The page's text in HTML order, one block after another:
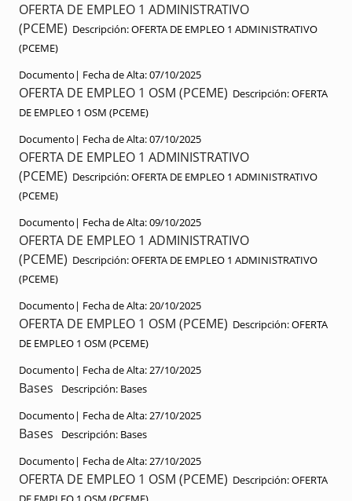
OFERTA DE EMPLEO 1 ADMINISTRATIVO
(PCEME) Descripción:OFERTA DE EMPLEO 1 ADMINISTRATIVO
(PCEME)
Documento| Fecha de Alta:07/10/2025
OFERTA DE EMPLEO 1 OSM (PCEME) Descripción:OFERTA
DE EMPLEO 1 OSM (PCEME)
Documento| Fecha de Alta:07/10/2025
OFERTA DE EMPLEO 1 ADMINISTRATIVO
(PCEME) Descripción:OFERTA DE EMPLEO 1 ADMINISTRATIVO
(PCEME)
Documento| Fecha de Alta:09/10/2025
OFERTA DE EMPLEO 1 ADMINISTRATIVO
(PCEME) Descripción:OFERTA DE EMPLEO 1 ADMINISTRATIVO
(PCEME)
Documento| Fecha de Alta:20/10/2025
OFERTA DE EMPLEO 1 OSM (PCEME) Descripción:OFERTA
DE EMPLEO 1 OSM (PCEME)
Documento| Fecha de Alta:27/10/2025
Bases Descripción: Bases
Documento| Fecha de Alta:27/10/2025
Bases Descripción: Bases
Documento| Fecha de Alta:27/10/2025
OFERTA DE EMPLEO 1 OSM (PCEME) Descripción:OFERTA